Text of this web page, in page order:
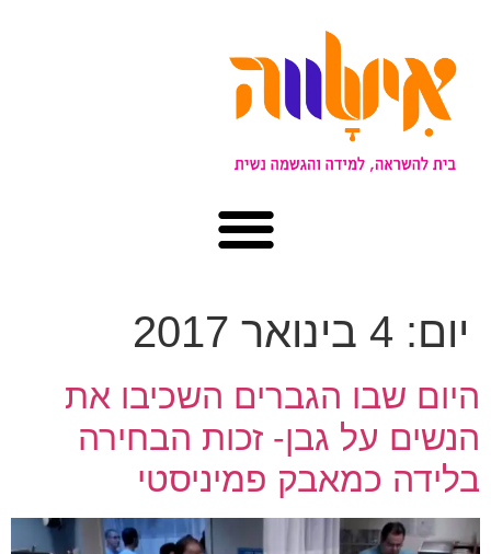
יום: 4 בינואר 2017
היום שבו הגברים השכיבו את
הנשים על גבן- זכות הבחירה
בלידה כמאבק פמיניסטי